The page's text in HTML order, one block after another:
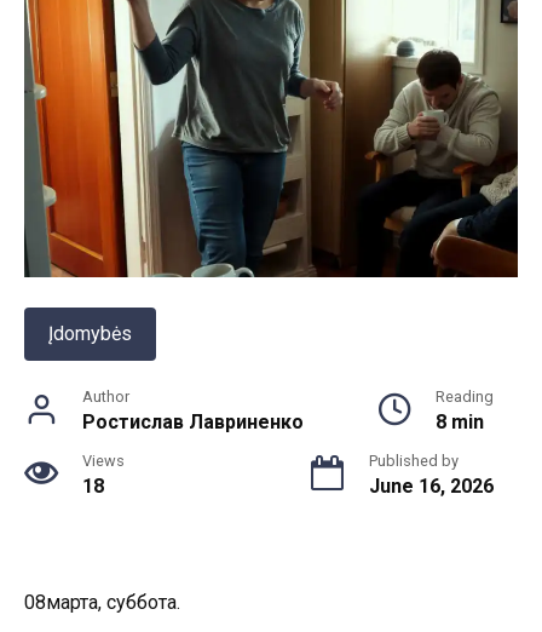
Įdomybės
Author
Ростислав Лавриненко
Reading
8 min
Views
18
Published by
June 16, 2026
08марта, суббота.